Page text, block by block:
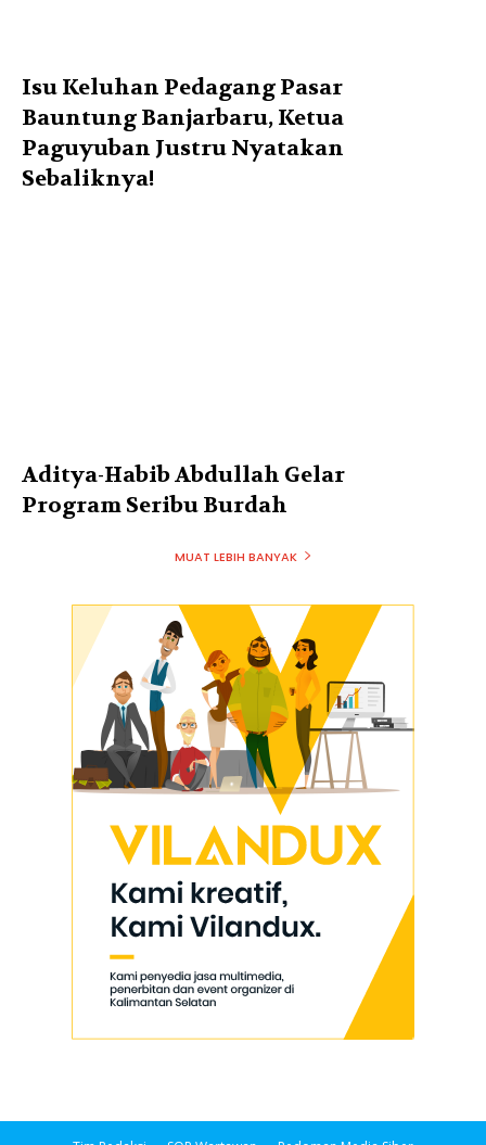
Isu Keluhan Pedagang Pasar
Bauntung Banjarbaru, Ketua
Paguyuban Justru Nyatakan
Sebaliknya!
Aditya-Habib Abdullah Gelar
Program Seribu Burdah
MUAT LEBIH BANYAK